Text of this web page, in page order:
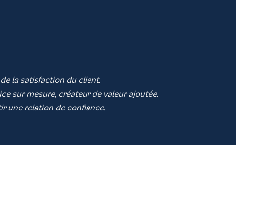
la satisfaction du client.
sur mesure, créateur de valeur ajoutée.
une relation de confiance.